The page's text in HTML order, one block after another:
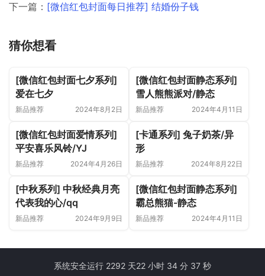
下一篇： [微信红包封面每日推荐] 结婚份子钱
猜你想看
[微信红包封面七夕系列]
爱在七夕
新品推荐 2024年8月2日
[微信红包封面静态系列]
雪人熊熊派对/静态
新品推荐 2024年4月11日
[微信红包封面爱情系列]
平安喜乐风铃/YJ
新品推荐 2024年4月26日
[卡通系列] 兔子奶茶/异
形
新品推荐 2024年8月22日
[中秋系列] 中秋经典月亮
代表我的心/qq
新品推荐 2024年9月9日
[微信红包封面静态系列]
霸总熊猫-静态
新品推荐 2024年4月11日
系统安全运行 2292 天22 小时 34 分 37 秒